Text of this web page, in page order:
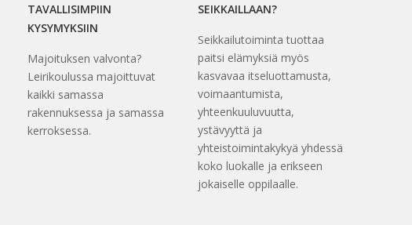
TAVALLISIMPIIN
KYSYMYKSIIN
Majoituksen valvonta?
Leirikoulussa majoittuvat
kaikki samassa
rakennuksessa ja samassa
kerroksessa.
SEIKKAILLAAN?
Seikkailutoiminta tuottaa
paitsi elämyksiä myös
kasvavaa itseluottamusta,
voimaantumista,
yhteenkuuluvuutta,
ystävyyttä ja
yhteistoimintakykyä yhdessä
koko luokalle ja erikseen
jokaiselle oppilaalle.